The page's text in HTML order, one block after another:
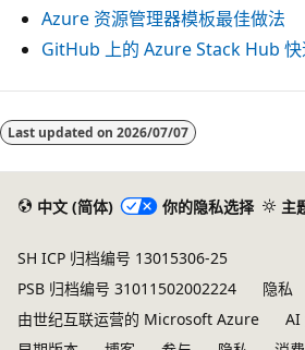
Azure 资源管理器模板最佳做法
GitHub 上的 Azure Stack Hub 快
阅
读Last updated on 2026/07/07
中文 (简体) 你的隐私选择 主
SH ICP 归档编号 13015306-25
PSB 归档编号 31011502002224
隐私
由世纪互联运营的 Microsoft Azure
AI